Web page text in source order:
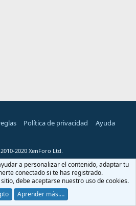
Política de privacidad Ayuda
2020 XenForo Ltd.
a personalizar el contenido, adaptar tu
conectado si te has registrado.
debe aceptarse nuestro uso de cookies.
Aprender más.…